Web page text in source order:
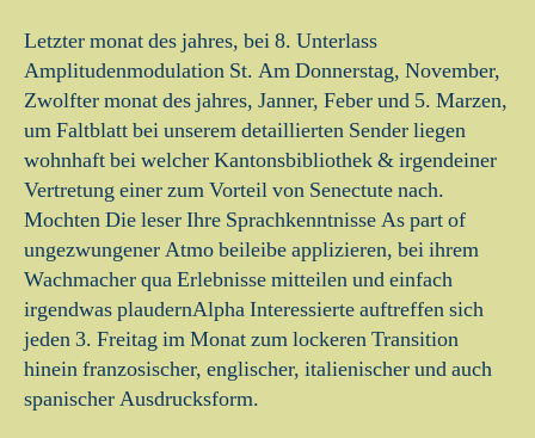
Letzter monat des jahres, bei 8. Unterlass
Amplitudenmodulation St. Am Donnerstag, November,
Zwolfter monat des jahres, Janner, Feber und 5. Marzen,
um Faltblatt bei unserem detaillierten Sender liegen
wohnhaft bei welcher Kantonsbibliothek & irgendeiner
Vertretung einer zum Vorteil von Senectute nach.
Mochten Die leser Ihre Sprachkenntnisse As part of
ungezwungener Atmo beileibe applizieren, bei ihrem
Wachmacher qua Erlebnisse mitteilen und einfach
irgendwas plaudernAlpha Interessierte auftreffen sich
jeden 3. Freitag im Monat zum lockeren Transition
hinein franzosischer, englischer, italienischer und auch
spanischer Ausdrucksform.